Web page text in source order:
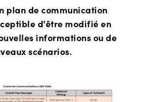
plan de communication
d'être modifié en
informations ou de
scénarios.